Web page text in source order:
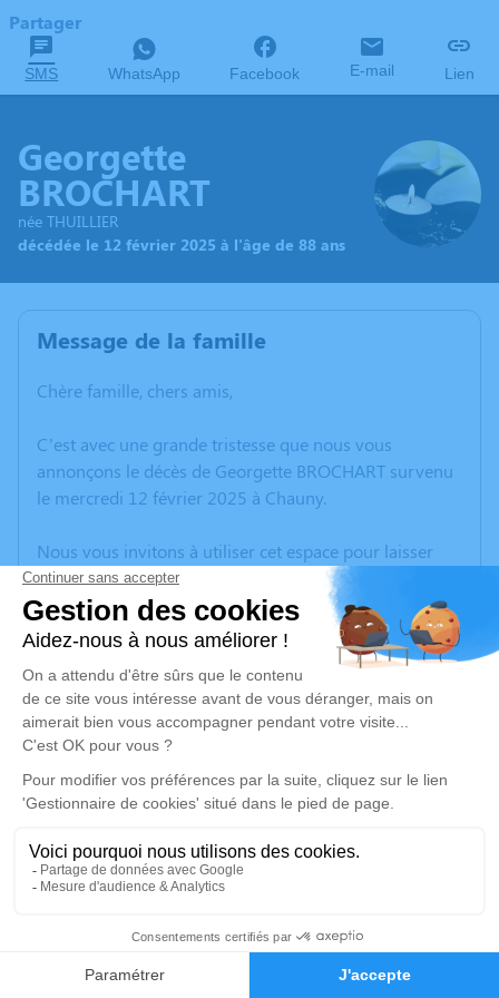
Faire-part Hommages
Partager
SMS WhatsApp Facebook E-mail Lien
Georgette
BROCHART
née THUILLIER
décédée le 12 février 2025 à l'âge de 88 ans
Message de la famille
Chère famille, chers amis,
C’est avec une grande tristesse que nous vous
annonçons le décès de Georgette BROCHART survenu
le mercredi 12 février 2025 à Chauny.
Nous vous invitons à utiliser cet espace pour laisser
vos condoléances, partager des photos souvenirs, une
anecdote ou exprimer vos pensées à travers des
poèmes ou des textes. Cet endroit est un lieu
d'expression dédié à honorer la mémoire de Georgette
BROCHART.
Un service de plantation d’arbre hommage est
disponible ici
Cérémonie religieuse
Église Saint Médard de Béthancourt-en-Vaux
02300 Béthancourt-en-Vaux